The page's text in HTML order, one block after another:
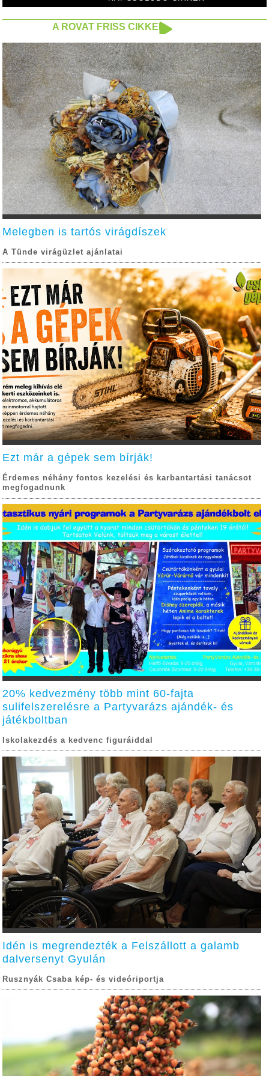
A ROVAT FRISS CIKKEI
Melegben is tartós virágdíszek
A Tünde virágüzlet ajánlatai
Ezt már a gépek sem bírják!
Érdemes néhány fontos kezelési és karbantartási tanácsot
megfogadnunk
20% kedvezmény több mint 60-fajta
sulifelszerelésre a Partyvarázs ajándék- és
játékboltban
Iskolakezdés a kedvenc figuráiddal
Idén is megrendezték a Felszállott a galamb
dalversenyt Gyulán
Rusznyák Csaba kép- és videóriportja